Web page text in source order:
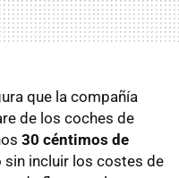
que la compañía
de los coches de
30 céntimos de
sin incluir los costes de